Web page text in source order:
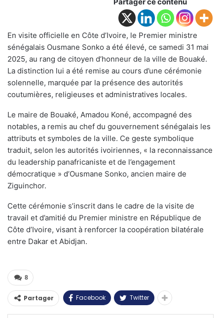
En visite officielle en Côte d’Ivoire, le Premier ministre
sénégalais Ousmane Sonko a été élevé, ce samedi 31 mai
2025, au rang de citoyen d’honneur de la ville de Bouaké.
La distinction lui a été remise au cours d’une cérémonie
solennelle, marquée par la présence des autorités
coutumières, religieuses et administratives locales.
Le maire de Bouaké, Amadou Koné, accompagné des
notables, a remis au chef du gouvernement sénégalais les
attributs et symboles de la ville. Ce geste symbolique
traduit, selon les autorités ivoiriennes, « la reconnaissance
du leadership panafricaniste et de l’engagement
démocratique » d’Ousmane Sonko, ancien maire de
Ziguinchor.
Cette cérémonie s’inscrit dans le cadre de la visite de
travail et d’amitié du Premier ministre en République de
Côte d’Ivoire, visant à renforcer la coopération bilatérale
entre Dakar et Abidjan.
8
Partager Facebook Twitter